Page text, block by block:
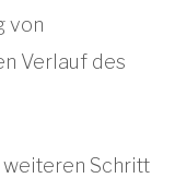
von
Verlauf des
weiteren Schritt